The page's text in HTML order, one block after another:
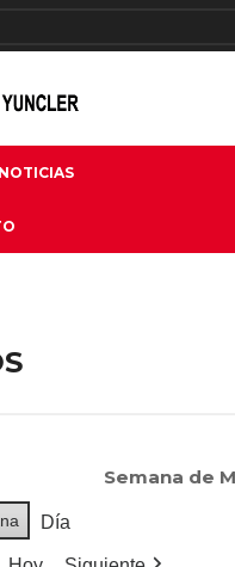
Semana de
Día